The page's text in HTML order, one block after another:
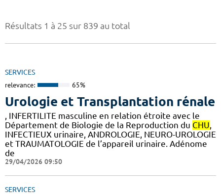
Résultats 1 à 25 sur 839 au total
SERVICES
relevance: 65%
Urologie et Transplantation rénale
, INFERTILITE masculine en relation étroite avec le
Département de Biologie de la Reproduction du CHU,
INFECTIEUX urinaire, ANDROLOGIE, NEURO-UROLOGIE
et TRAUMATOLOGIE de l’appareil urinaire. Adénome
de
29/04/2026 09:50
SERVICES